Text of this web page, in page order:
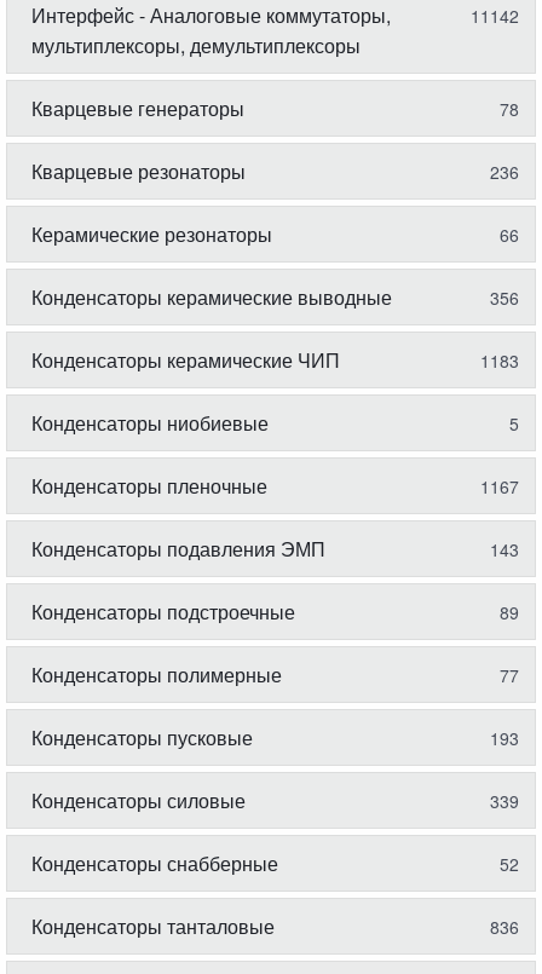
Интерфейс - Аналоговые коммутаторы,
мультиплексоры, демультиплексоры
11142
Кварцевые генераторы 78
Кварцевые резонаторы 236
Керамические резонаторы 66
Конденсаторы керамические выводные 356
Конденсаторы керамические ЧИП 1183
Конденсаторы ниобиевые 5
Конденсаторы пленочные 1167
Конденсаторы подавления ЭМП 143
Конденсаторы подстроечные 89
Конденсаторы полимерные 77
Конденсаторы пусковые 193
Конденсаторы силовые 339
Конденсаторы снабберные 52
Конденсаторы танталовые 836